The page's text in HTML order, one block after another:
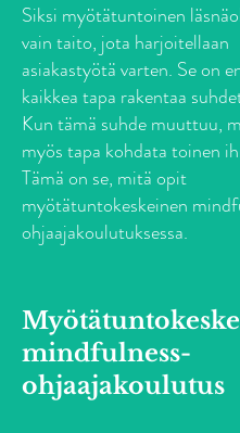
Siksi myötätuntoinen
vain taito, jota harjoitellaan
asiakastyötä varten. Se on
kaikkea tapa rakentaa
Kun tämä suhde muuttuu,
myös tapa kohdata toinen
Tämä on se, mitä opit
myötätuntokeskeinen
ohjaajakoulutuksessa.
mindfulness-
ohjaajakoulutus